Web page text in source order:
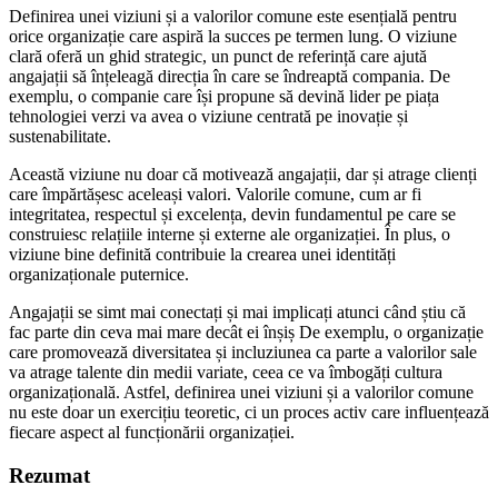
Definirea unei viziuni și a valorilor comune este esențială pentru
orice organizație care aspiră la succes pe termen lung. O viziune
clară oferă un ghid strategic, un punct de referință care ajută
angajații să înțeleagă direcția în care se îndreaptă compania. De
exemplu, o companie care își propune să devină lider pe piața
tehnologiei verzi va avea o viziune centrată pe inovație și
sustenabilitate.
Această viziune nu doar că motivează angajații, dar și atrage clienți
care împărtășesc aceleași valori. Valorile comune, cum ar fi
integritatea, respectul și excelența, devin fundamentul pe care se
construiesc relațiile interne și externe ale organizației. În plus, o
viziune bine definită contribuie la crearea unei identități
organizaționale puternice.
Angajații se simt mai conectați și mai implicați atunci când știu că
fac parte din ceva mai mare decât ei înșiș De exemplu, o organizație
care promovează diversitatea și incluziunea ca parte a valorilor sale
va atrage talente din medii variate, ceea ce va îmbogăți cultura
organizațională. Astfel, definirea unei viziuni și a valorilor comune
nu este doar un exercițiu teoretic, ci un proces activ care influențează
fiecare aspect al funcționării organizației.
Rezumat